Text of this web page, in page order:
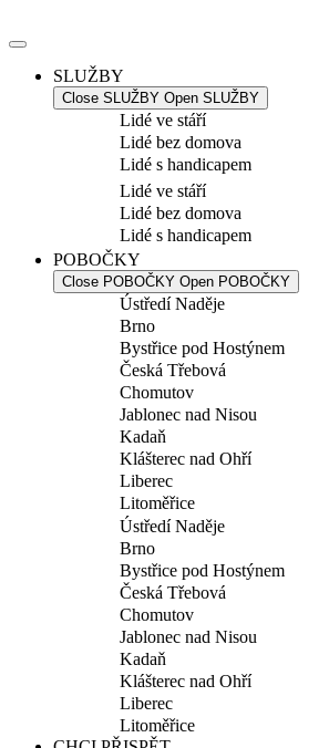
k
SLUŽBY
Close SLUŽBY Open SLUŽBY
Lidé ve stáří
Lidé bez domova
Lidé s handicapem
Lidé ve stáří
Lidé bez domova
Lidé s handicapem
POBOČKY
Close POBOČKY Open POBOČKY
Ústředí Naděje
Brno
Bystřice pod Hostýnem
Česká Třebová
Chomutov
Jablonec nad Nisou
Kadaň
Klášterec nad Ohří
Liberec
Litoměřice
Ústředí Naděje
Brno
Bystřice pod Hostýnem
Česká Třebová
Chomutov
Jablonec nad Nisou
Kadaň
Klášterec nad Ohří
Liberec
Litoměřice